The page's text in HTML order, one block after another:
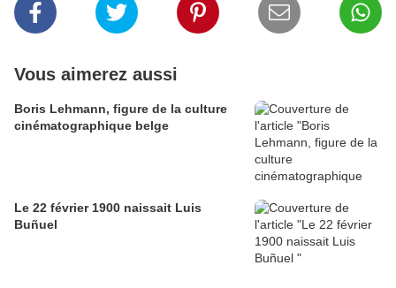
Vous aimerez aussi
Boris Lehmann, figure de la culture
cinématographique belge
Le 22 février 1900 naissait Luis
Buñuel